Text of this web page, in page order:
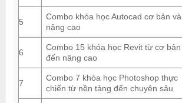
5
Combo khóa học Autocad cơ bản và
nâng cao
6
Combo 15 khóa học Revit từ cơ bản
đến nâng cao
7
Combo 7 khóa học Photoshop thực
chiến từ nền tảng đến chuyên sâu